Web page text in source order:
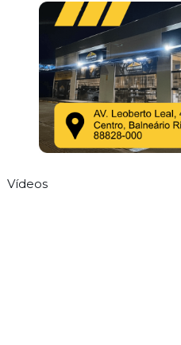
Vídeos